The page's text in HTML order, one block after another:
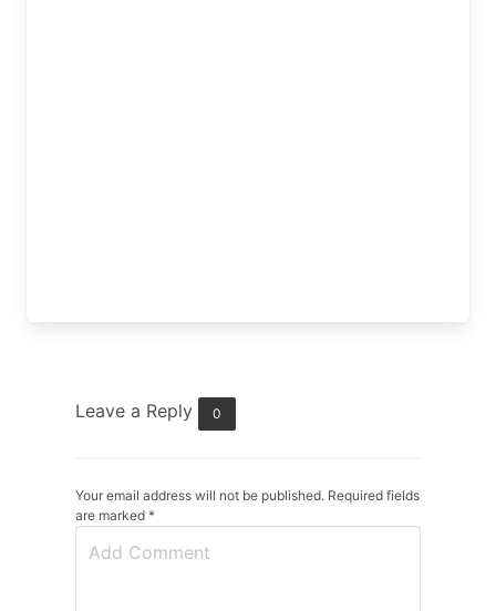
Leave a Reply 0
Your email address will not be published. Required fields
are marked *